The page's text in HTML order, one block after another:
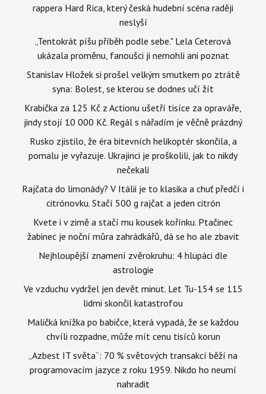
rappera Hard Rica, který česká hudební scéna raději
neslyší
„Tentokrát píšu příběh podle sebe." Lela Ceterová
ukázala proměnu, fanoušci ji nemohli ani poznat
Stanislav Hložek si prošel velkým smutkem po ztrátě
syna: Bolest, se kterou se dodnes učí žít
Krabička za 125 Kč z Actionu ušetří tisíce za opraváře,
jindy stojí 10 000 Kč. Regál s nářadím je věčně prázdný
Rusko zjistilo, že éra bitevních helikoptér skončila, a
pomalu je vyřazuje. Ukrajinci je proškolili, jak to nikdy
nečekali
Rajčata do limonády? V Itálii je to klasika a chuť předčí i
citrónovku. Stačí 500 g rajčat a jeden citrón
Kvete i v zimě a stačí mu kousek kořínku. Ptačinec
žabinec je noční můra zahrádkářů, dá se ho ale zbavit
Nejhloupější znamení zvěrokruhu: 4 hlupáci dle
astrologie
Ve vzduchu vydržel jen devět minut. Let Tu-154 se 115
lidmi skončil katastrofou
Maličká knížka po babičce, která vypadá, že se každou
chvíli rozpadne, může mít cenu tisíců korun
„Azbest IT světa“: 70 % světových transakcí běží na
programovacím jazyce z roku 1959. Nikdo ho neumí
nahradit